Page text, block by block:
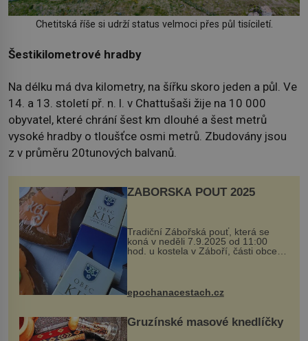
Chetitská říše si udrží status velmoci přes půl tisíciletí.
Šestikilometrové hradby
Na délku má dva kilometry, na šířku skoro jeden a půl. Ve
14. a 13. století př. n. l. v Chattušaši žije na 10 000
obyvatel, které chrání šest km dlouhé a šest metrů
vysoké hradby o tloušťce osmi metrů. Zbudovány jsou
z v průměru 20tunových balvanů.
ZÁBOŘSKÁ POUŤ 2025
Tradiční Zábořská pouť, která se
koná v neděli 7.9.2025 od 11:00
hod. u kostela v Záboří, části obce
Kly u Mělníka. V programu naleznete
komentovanou prohlídku kostela,
epochanacestach.cz
Gruzínské masové knedlíčky